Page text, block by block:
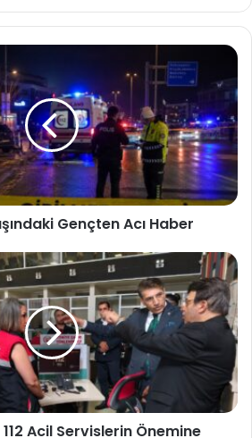
Gençten Acı Haber
Acil Servislerin Önemine